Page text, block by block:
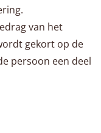
van het
gekort op de
persoon een deel